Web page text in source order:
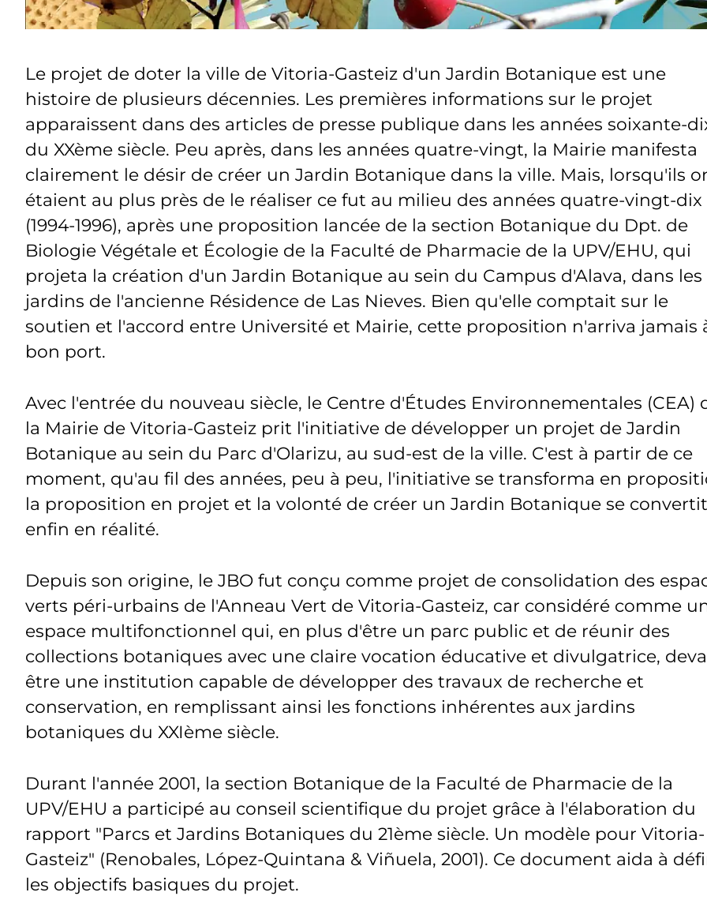
Le projet de doter la ville de Vitoria-Gasteiz d'un Jardin Botanique est une
histoire de plusieurs décennies. Les premières informations sur le projet
apparaissent dans des articles de presse publique dans les années soixante-
du XXème siècle. Peu après, dans les années quatre-vingt, la Mairie manifesta
clairement le désir de créer un Jardin Botanique dans la ville. Mais, lorsqu'ils
étaient au plus près de le réaliser ce fut au milieu des années quatre-vingt-dix
(1994-1996), après une proposition lancée de la section Botanique du Dpt. de
Biologie Végétale et Écologie de la Faculté de Pharmacie de la UPV/EHU, qui
projeta la création d'un Jardin Botanique au sein du Campus d'Alava, dans les
jardins de l'ancienne Résidence de Las Nieves. Bien qu'elle comptait sur le
soutien et l'accord entre Université et Mairie, cette proposition n'arriva jamais
bon port.
Avec l'entrée du nouveau siècle, le Centre d'Études Environnementales (CEA)
la Mairie de Vitoria-Gasteiz prit l'initiative de développer un projet de Jardin
Botanique au sein du Parc d'Olarizu, au sud-est de la ville. C'est à partir de ce
moment, qu'au fil des années, peu à peu, l'initiative se transforma en
la proposition en projet et la volonté de créer un Jardin Botanique se convertit
enfin en réalité.
Depuis son origine, le JBO fut conçu comme projet de consolidation des
verts péri-urbains de l'Anneau Vert de Vitoria-Gasteiz, car considéré comme
espace multifonctionnel qui, en plus d'être un parc public et de réunir des
collections botaniques avec une claire vocation éducative et divulgatrice,
être une institution capable de développer des travaux de recherche et
conservation, en remplissant ainsi les fonctions inhérentes aux jardins
botaniques du XXIème siècle.
Durant l'année 2001, la section Botanique de la Faculté de Pharmacie de la
UPV/EHU a participé au conseil scientifique du projet grâce à l'élaboration du
rapport "Parcs et Jardins Botaniques du 21ème siècle. Un modèle pour Vitoria-
Gasteiz" (Renobales, López-Quintana & Viñuela, 2001). Ce document aida à
les objectifs basiques du projet.